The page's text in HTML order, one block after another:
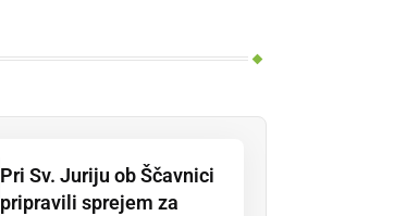
Pri Sv. Juriju ob Ščavnici
pripravili sprejem za